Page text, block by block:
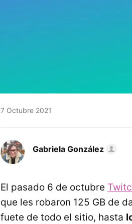
7 Octubre 2021
Gabriela González
El pasado 6 de octubre
que les robaron 125 GB de
fuete de todo el sitio, hasta